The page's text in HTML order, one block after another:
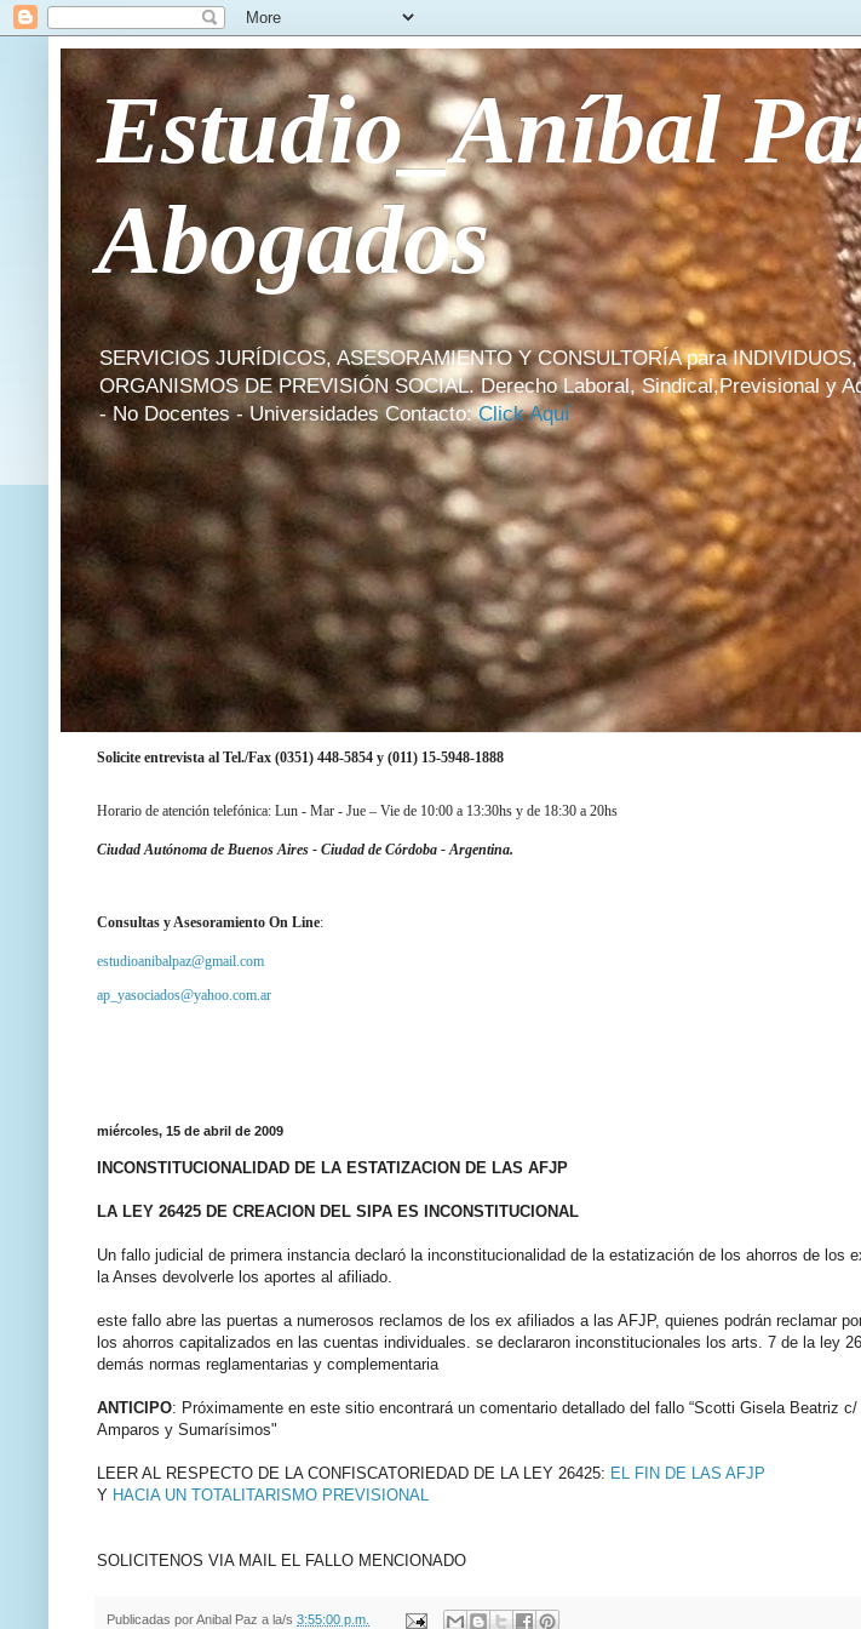
Estudio_Aníbal
Abogados
SERVICIOS JURÍDICOS, ASESORAMIENTO Y CONSULTORÍA para
ORGANISMOS DE PREVISIÓN SOCIAL. Derecho Laboral, Sindical,Previsional
- No Docentes - Universidades Contacto:Click Aquí
Solicite entrevista al Tel./Fax (0351) 448-5854 y (011) 15-5948-1888
Horario de atención telefónica: Lun - Mar - Jue – Vie de 10:00 a 13:30hs y de 18:30 a 20hs
Ciudad Autónoma de Buenos Aires - Ciudad de Córdoba - Argentina.
Consultas y Asesoramiento On Line:
estudioanibalpaz@gmail.com
ap_yasociados@yahoo.com.ar
miércoles, 15 de abril de 2009
INCONSTITUCIONALIDAD DE LA ESTATIZACION DE LAS AFJP
LA LEY 26425 DE CREACION DEL SIPA ES INCONSTITUCIONAL
Un fallo judicial de primera instancia declaró la inconstitucionalidad de la estatización de los ahorros de
la Anses devolverle los aportes al afiliado.
este fallo abre las puertas a numerosos reclamos de los ex afiliados a las AFJP, quienes podrán reclamar
los ahorros capitalizados en las cuentas individuales. se declararon inconstitucionales los arts. 7 de la ley
demás normas reglamentarias y complementaria
ANTICIPO: Próximamente en este sitio encontrará un comentario detallado del fallo “Scotti Gisela Beatriz
Amparos y Sumarísimos"
LEER AL RESPECTO DE LA CONFISCATORIEDAD DE LA LEY 26425: EL FIN DE LAS AFJP
Y HACIA UN TOTALITARISMO PREVISIONAL
SOLICITENOS VIA MAIL EL FALLO MENCIONADO
Publicadas porAnibal Paz a la/s 3:55:00 p.m.